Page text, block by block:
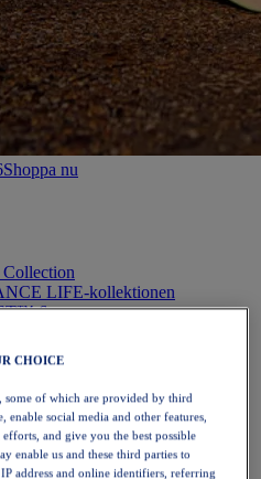
Shoppa nu
LIFE-kollektionen
6
CHOICE
some of which are provided by third
enable social media and other features,
and give you the best possible
enable us and these third parties to
address and online identifiers, referring